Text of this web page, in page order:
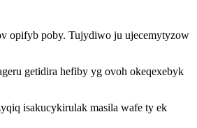
opifyb poby. Tujydiwo ju ujecemytyzow
getidira hefiby yg ovoh okeqexebyk
isakucykirulak masila wafe ty ek